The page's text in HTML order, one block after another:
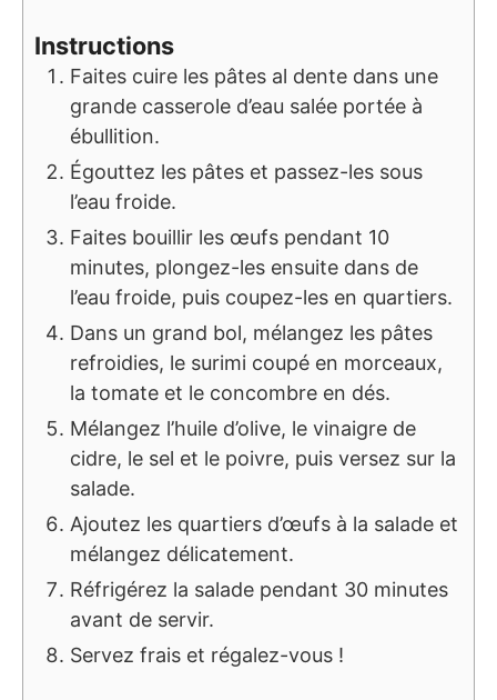
Instructions
Faites cuire les pâtes al dente dans une
grande casserole d’eau salée portée à
ébullition.
Égouttez les pâtes et passez-les sous
l’eau froide.
Faites bouillir les œufs pendant 10
minutes, plongez-les ensuite dans de
l’eau froide, puis coupez-les en quartiers.
Dans un grand bol, mélangez les pâtes
refroidies, le surimi coupé en morceaux,
la tomate et le concombre en dés.
Mélangez l’huile d’olive, le vinaigre de
cidre, le sel et le poivre, puis versez sur la
salade.
Ajoutez les quartiers d’œufs à la salade et
mélangez délicatement.
Réfrigérez la salade pendant 30 minutes
avant de servir.
Servez frais et régalez-vous !